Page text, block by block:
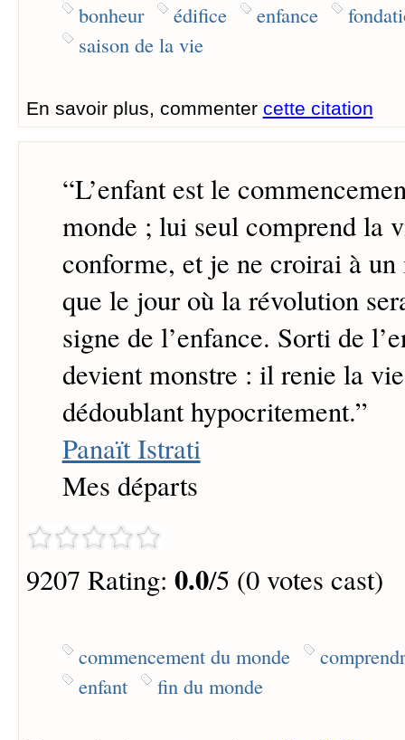
bonheur édifice enfance
saison de la vie
En savoir plus, commenter cette citation
“L’enfant est le
monde ; lui seul comprend la
conforme, et je ne croirai à
que le jour où la révolution
signe de l’enfance. Sorti de
devient monstre : il renie la
dédoublant hypocritement.”
Panaït Istrati
Mes départs
9207 Rating: 0.0/5 (0 votes cast)
commencement du monde
enfant
fin du monde